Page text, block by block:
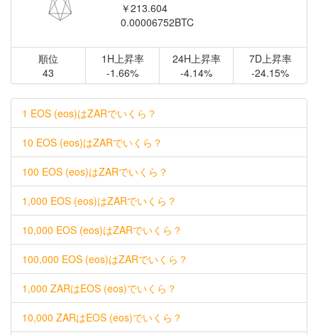
￥213.604
0.00006752BTC
順位
43
1H上昇率
-1.66%
24H上昇率
-4.14%
7D上昇率
-24.15%
1 EOS (eos)はZARでいくら？
10 EOS (eos)はZARでいくら？
100 EOS (eos)はZARでいくら？
1,000 EOS (eos)はZARでいくら？
10,000 EOS (eos)はZARでいくら？
100,000 EOS (eos)はZARでいくら？
1,000 ZARはEOS (eos)でいくら？
10,000 ZARはEOS (eos)でいくら？